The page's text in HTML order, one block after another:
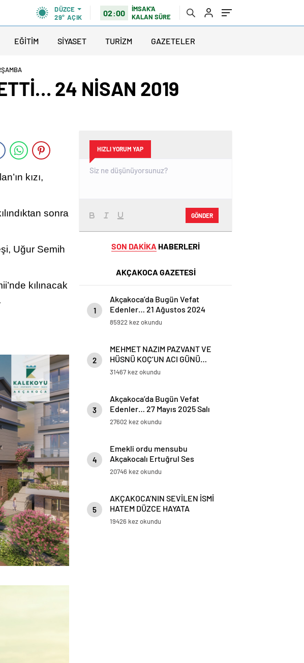
DÜZCE
29° AÇIK 02:00
İMSAK'A
KALAN SÜRE
EĞİTİM SİYASET TURİZM GAZETELER
24 NİSAN 2019
kızı,
sonra
Uğur Semih
kılınacak
HIZLI YORUM YAP
GÖNDER
SON DAKİKA HABERLERİ
AKÇAKOCA GAZETESİ
1
Akçakoca’da Bugün Vefat
Edenler… 21 Ağustos 2024
Çarşamba
85922 kez okundu
2
MEHMET NAZIM PAZVANT VE
HÜSNÜ KOÇ’UN ACI GÜNÜ…
31467 kez okundu
3
Akçakoca’da Bugün Vefat
Edenler… 27 Mayıs 2025 Salı
27602 kez okundu
4
Emekli ordu mensubu
Akçakocalı Ertuğrul Ses
Koronavirüse yenik düştü
20746 kez okundu
5
AKÇAKOCA’NIN SEVİLEN İSMİ
HATEM DÜZCE HAYATA
GÖZLERİNİ YUMDU
19426 kez okundu